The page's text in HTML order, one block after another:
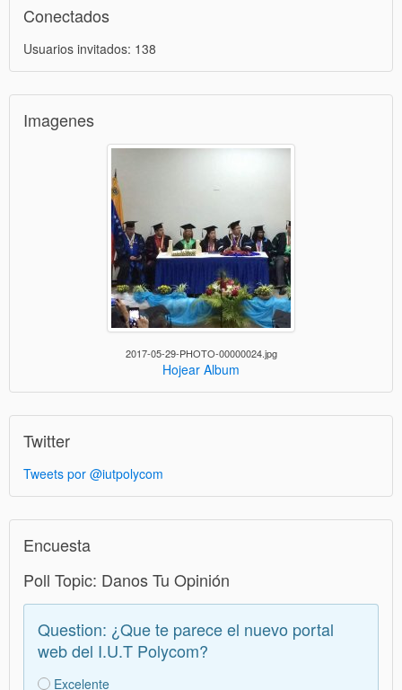
Conectados
Usuarios invitados: 138
Imagenes
2017-05-29-PHOTO-00000024.jpg
Hojear Album
Twitter
Tweets por @iutpolycom
Encuesta
Poll Topic: Danos Tu Opinión
Question: ¿Que te parece el nuevo portal
web del I.U.T Polycom?
Excelente